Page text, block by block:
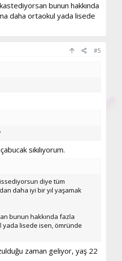
bunun hakkında
daha ortaokul yada lisede
#5
sıkılıyorum.
diye tüm
daha iyi bir yıl yaşamak
bunun hakkında fazla
yada lisede isen, ömründe
zaman geliyor, yaş 22